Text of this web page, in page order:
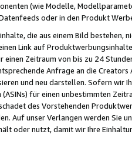
(wie Modelle,
oder in den Produkt
die aus einem Bild bestehen,
Link auf
einen Zeitraum von bis zu 24
Anfrage an die
und neu darstellen. Sofern wir
für einen unbestimmten
des Vorstehenden
Auf unser Verlangen werden Sie
oder nutzt, damit wir Ihre